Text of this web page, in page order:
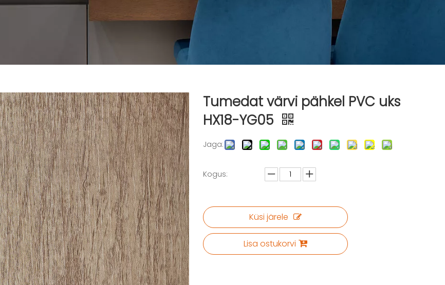
Tumedat värvi pähkel PVC uks
HX18-YG05
Jaga:
Kogus:
Küsi järele
Lisa ostukorvi